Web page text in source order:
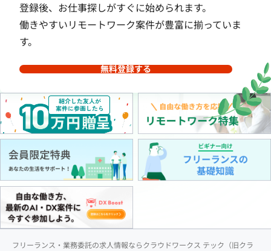
登録後、お仕事探しがすぐに始められます。
働きやすいリモートワーク案件が豊富に揃っていま
す。
無料登録する
フリーランス・業務委託の求人情報ならクラウドワークス テック（旧クラ